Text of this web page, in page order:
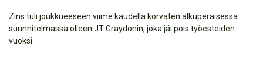
Zins tuli joukkueeseen viime kaudella korvaten alkuperäisessä
suunnitelmassa olleen JT Graydonin, joka jäi pois työesteiden
vuoksi.